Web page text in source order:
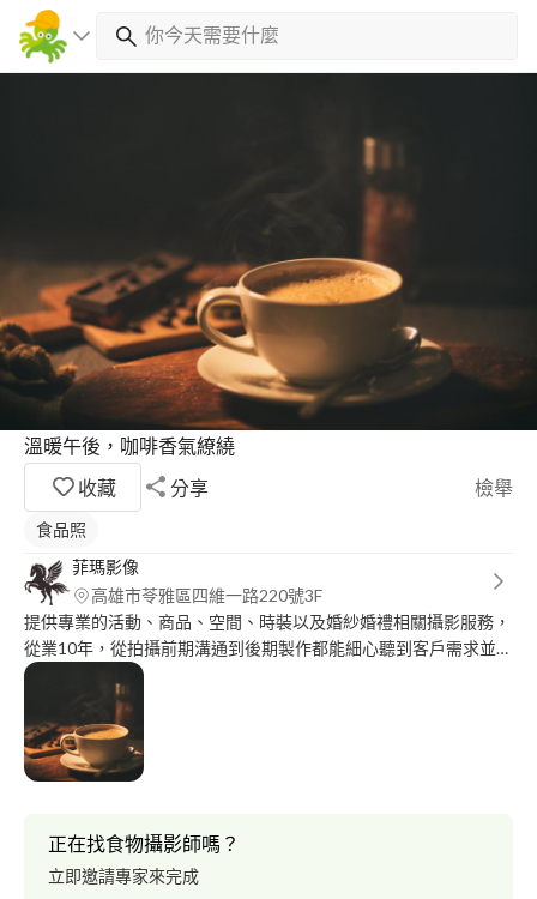
溫暖午後，咖啡香氣繚繞
收藏
分享 檢舉
食品照
菲瑪影像
高雄市苓雅區四維一路220號3F
提供專業的活動、商品、空間、時裝以及婚紗婚禮相關攝影服務，
從業10年，從拍攝前期溝通到後期製作都能細心聽到客戶需求並讓
客戶放心
正在找食物攝影師嗎？
立即邀請專家來完成